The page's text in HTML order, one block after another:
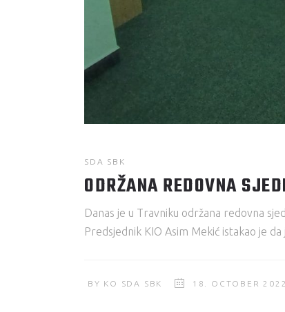
SDA SBK
ODRŽANA REDOVNA
Danas je u Travniku održana redovna
Predsjednik KIO Asim Mekić istakao je
BY KO SDA SBK 18. OCTOBER